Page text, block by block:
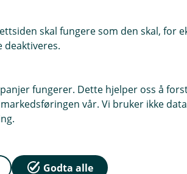
Kontakt oss
skal fungere som den skal, for
deaktiveres.
fungerer. Dette hjelper oss å
vår. Vi bruker ikke
Godta alle